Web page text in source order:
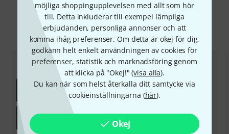
möjliga shoppingupplevelsen med allt som hör
till. Detta inkluderar till exempel lämpliga
erbjudanden, personliga annonser och att
komma ihåg preferenser. Om detta är okej för dig,
godkänn helt enkelt användningen av cookies för
preferenser, statistik och marknadsföring genom
att klicka på "Okej!" (visa alla).
Du kan när som helst återkalla ditt samtycke via
cookieinställningarna (här).
Okej
Jämför alternativ